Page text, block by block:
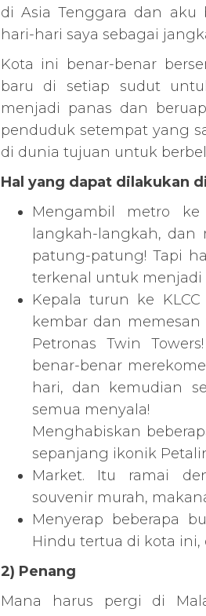
di Asia Tenggara dan aku
hari-hari saya sebagai
Kota ini benar-benar
baru di setiap sudut
menjadi panas dan
penduduk setempat yang
di dunia tujuan untuk
Hal yang dapat dilakukan
Mengambil metro
langkah-langkah,
patung-patung! Tapi
terkenal untuk menjadi
Kepala turun ke
kembar dan
Petronas Twin
benar-benar
hari, dan kemudian
semua menyala!
Menghabiskan
sepanjang ikonik
Market. Itu ramai
souvenir murah,
Menyerap beberapa
Hindu tertua di kota ini,
2) Penang
Mana harus pergi di